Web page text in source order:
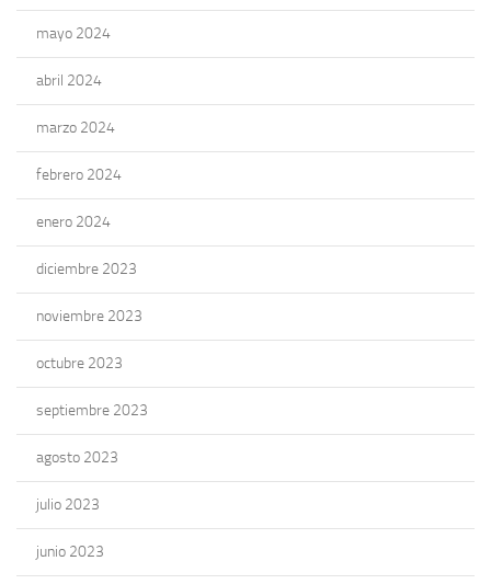
mayo 2024
abril 2024
marzo 2024
febrero 2024
enero 2024
diciembre 2023
noviembre 2023
octubre 2023
septiembre 2023
agosto 2023
julio 2023
junio 2023